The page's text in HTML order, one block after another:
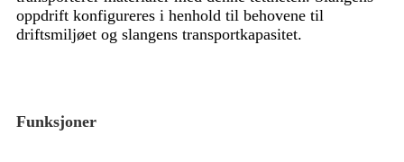
oppdrift konfigureres i henhold til behovene til
driftsmiljøet og slangens transportkapasitet.
Funksjoner